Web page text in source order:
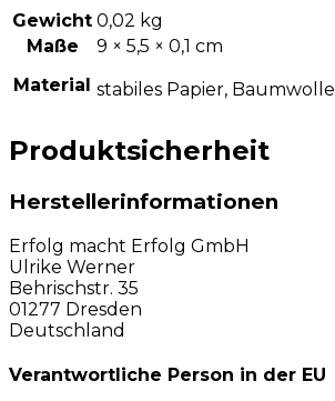
Gewicht 0,02 kg
Maße
9 × 5,5 × 0,1 cm
Material stabiles Papier, Baumwolle
Produktsicherheit
Herstellerinformationen
Erfolg macht Erfolg GmbH
Ulrike Werner
Behrischstr. 35
01277 Dresden
Deutschland
Verantwortliche Person in der EU